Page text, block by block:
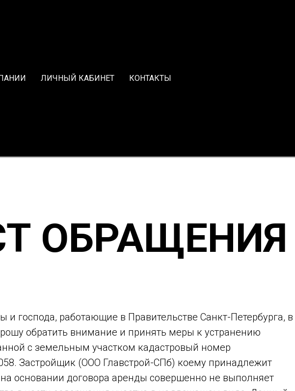
ЛИЧНЫЙ КАБИНЕТ КОНТАКТЫ
ОБРАЩЕНИЯ
господа, работающие в Правительстве Санкт-Петербурга, в
обратить внимание и принять меры к устранению
с земельным участком кадастровый номер
Застройщик (ООО Главстрой-СПб) коему принадлежит
основании договора аренды совершенно не выполняет